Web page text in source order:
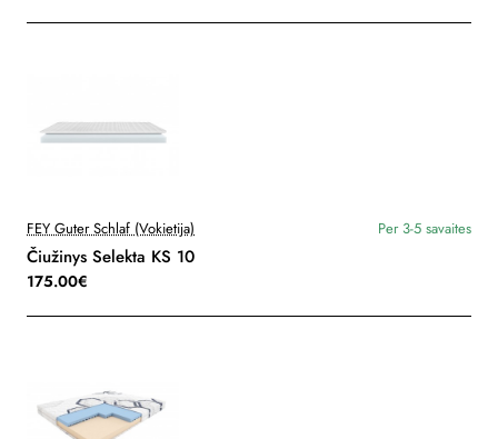
FEY Guter Schlaf (Vokietija) Per 3-5 savaites
Čiužinys Selekta KS 10
175.00€